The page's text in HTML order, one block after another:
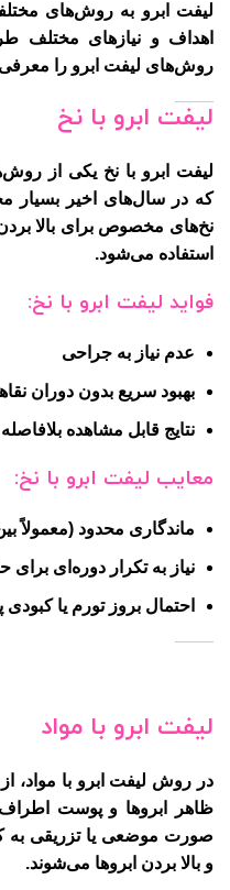
لیفت ابرو به روش‌های
اهداف و نیازهای مختلف
روش‌های لیفت ابرو را
لیفت ابرو با نخ
لیفت ابرو با نخ یکی از
که در سال‌های اخیر بسیار
نخ‌های مخصوص برای بالا
استفاده می‌شود.
فواید لیفت ابرو با نخ:
عدم نیاز به جراحی
بهبود سریع بدون دوران
نتایج قابل مشاهده
معایب لیفت ابرو با نخ:
ماندگاری محدود (معمولاً بین 6 تا 12
نیاز به تکرار دوره‌ای برای
احتمال بروز تورم یا
لیفت ابرو با مواد
در روش لیفت ابرو با مواد،
ظاهر ابروها و پوست
صورت موضعی یا تزریقی به
و بالا بردن ابروها می‌شوند.